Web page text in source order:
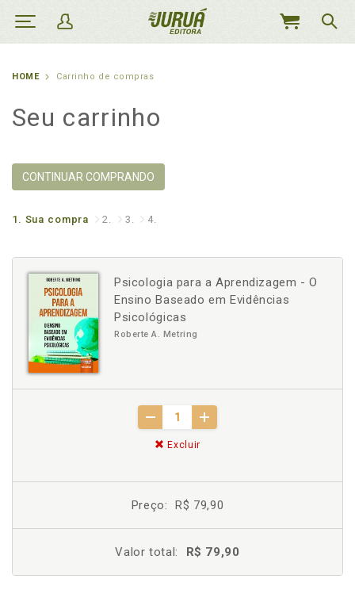
MEU
HOME Carrinho de compras
Seu carrinho
CONTINUAR COMPRANDO
1. Sua compra 2. 3. 4.
Psicologia para a Aprendizagem - O
Ensino Baseado em Evidências
Psicológicas
Roberte A. Metring
Excluir
Preço: R$ 79,90
Valor total: R$ 79,90